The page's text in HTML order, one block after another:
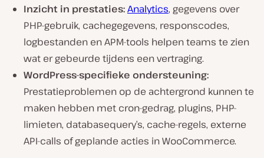
Inzicht in prestaties:Analytics, gegevens over
PHP-gebruik, cachegegevens, responscodes,
logbestanden en APM-tools helpen teams te zien
wat er gebeurde tijdens een vertraging.
WordPress-specifieke ondersteuning:
Prestatieproblemen op de achtergrond kunnen te
maken hebben met cron-gedrag, plugins, PHP-
limieten, databasequery’s, cache-regels, externe
API-calls of geplande acties in WooCommerce.